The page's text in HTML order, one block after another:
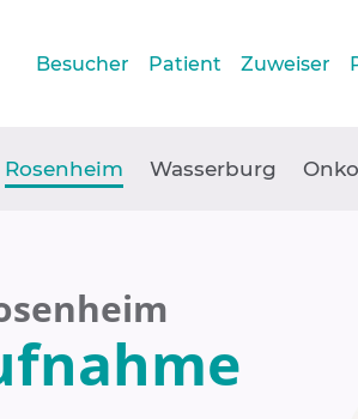
Besucher Patient Zuweiser
Rosenheim Wasserburg